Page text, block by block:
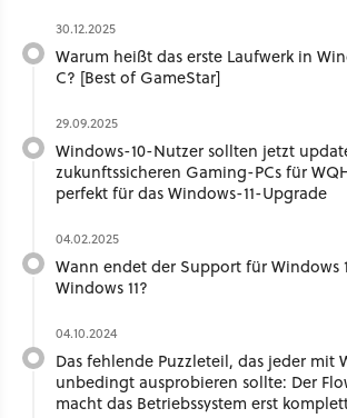
30.12.2025
Warum heißt das erste Laufwerk in
C? [Best of GameStar]
29.09.2025
Windows-10-Nutzer sollten jetzt
zukunftssicheren Gaming-PCs für
perfekt für das Windows-11-Upgrade
04.02.2025
Wann endet der Support für Windows
Windows 11?
04.10.2024
Das fehlende Puzzleteil, das jeder mit
unbedingt ausprobieren sollte: Der
macht das Betriebssystem erst